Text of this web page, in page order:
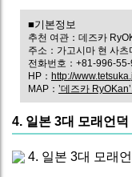
■기본정보
추천 여관：데즈카
주소：가고시마 현 사
전화번호：+81-996-
HP： http://
MAP： ’데즈카
4. 일본 3대 모래언덕